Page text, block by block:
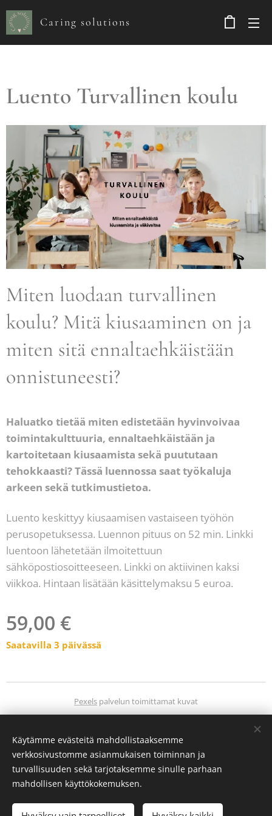
Caring solutions
Luento Turvallinen koulu
Miten luodaan turvallinen
koulu? Mitä kiusaaminen on ja
miten sitä ennaltaehkäistään
onnistuneesti?
Haluatko tietää miten edistetään hyvinvoivaa
toimintakulttuuria, ennaltaehkäistään ja
kartoitetaan kiusaamista sekä puututaan
tehokkaasti? Tässä luennossa saat työkaluja
arkeen sekä tutkimustietoa.
Luento keskittyy kiusaamisen vastaiseen työhön
perusopetuksessa. Luennon pituus on 52 min. Linkki
luentoon lähetetään ilmoitettuun
sähköpostiosoitteeseen. Linkki on aktiivinen kaksi
viikkoa. Hintaan lisätään käsittelymaksu 5 euroa.
59,00 €
Saatavilla 3 päivässä
Lisää ostoskoriin
Pexels palvelun toimittamat kuvat
Kielet
Suomi
Svenska
Käytämme evästeitä mahdollistaaksemme
verkkosivustomme asianmukaisen toiminnan ja
turvallisuuden sekä tarjotaksemme sinulle parhaan
mahdollisen käyttökokemuksen.